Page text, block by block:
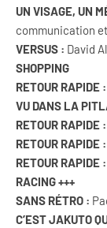
UN VISAGE, UN
communication
VERSUS : David
SHOPPING
RETOUR RAPIDE :
VU DANS LA
RETOUR RAPIDE :
RETOUR RAPIDE :
RETOUR RAPIDE :
RACING +++
SANS RÉTRO :
C’EST JAKUTO